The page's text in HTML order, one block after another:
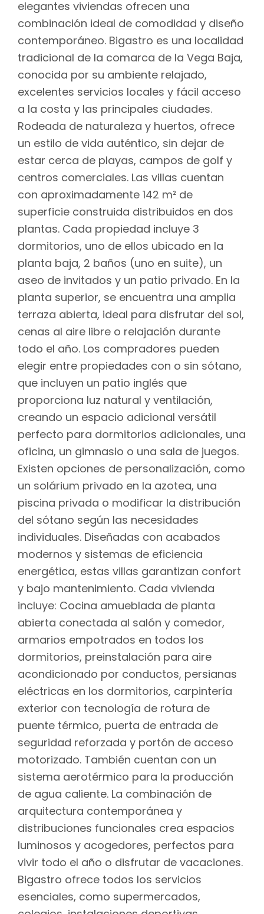
elegantes viviendas ofrecen una
combinación ideal de comodidad y diseño
contemporáneo. Bigastro es una localidad
tradicional de la comarca de la Vega Baja,
conocida por su ambiente relajado,
excelentes servicios locales y fácil acceso
a la costa y las principales ciudades.
Rodeada de naturaleza y huertos, ofrece
un estilo de vida auténtico, sin dejar de
estar cerca de playas, campos de golf y
centros comerciales. Las villas cuentan
con aproximadamente 142 m² de
superficie construida distribuidos en dos
plantas. Cada propiedad incluye 3
dormitorios, uno de ellos ubicado en la
planta baja, 2 baños (uno en suite), un
aseo de invitados y un patio privado. En la
planta superior, se encuentra una amplia
terraza abierta, ideal para disfrutar del sol,
cenas al aire libre o relajación durante
todo el año. Los compradores pueden
elegir entre propiedades con o sin sótano,
que incluyen un patio inglés que
proporciona luz natural y ventilación,
creando un espacio adicional versátil
perfecto para dormitorios adicionales, una
oficina, un gimnasio o una sala de juegos.
Existen opciones de personalización, como
un solárium privado en la azotea, una
piscina privada o modificar la distribución
del sótano según las necesidades
individuales. Diseñadas con acabados
modernos y sistemas de eficiencia
energética, estas villas garantizan confort
y bajo mantenimiento. Cada vivienda
incluye: Cocina amueblada de planta
abierta conectada al salón y comedor,
armarios empotrados en todos los
dormitorios, preinstalación para aire
acondicionado por conductos, persianas
eléctricas en los dormitorios, carpintería
exterior con tecnología de rotura de
puente térmico, puerta de entrada de
seguridad reforzada y portón de acceso
motorizado. También cuentan con un
sistema aerotérmico para la producción
de agua caliente. La combinación de
arquitectura contemporánea y
distribuciones funcionales crea espacios
luminosos y acogedores, perfectos para
vivir todo el año o disfrutar de vacaciones.
Bigastro ofrece todos los servicios
esenciales, como supermercados,